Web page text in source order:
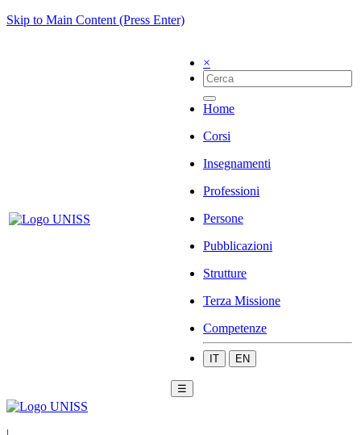
Skip to Main Content (Press Enter)
×
Home
Corsi
Insegnamenti
Professioni
Persone
Pubblicazioni
Strutture
Terza Missione
Competenze
IT EN
☰